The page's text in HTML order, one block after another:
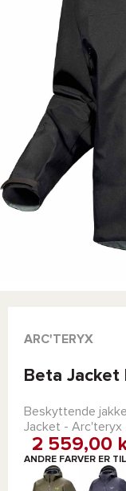
ARC'TERYX
Beta Jacket
Beskyttende
Jacket - Arc'teryx
2 559,00
ANDRE FARVER ER